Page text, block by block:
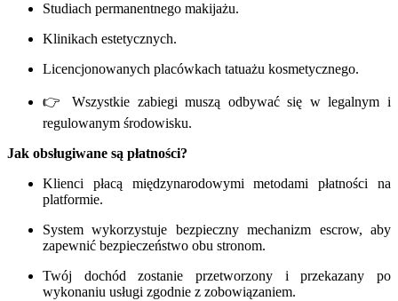
Studiach permanentnego makijażu.
Klinikach estetycznych.
Licencjonowanych placówkach tatuażu kosmetycznego.
👉 Wszystkie zabiegi muszą odbywać się w legalnym i
regulowanym środowisku.
Jak obsługiwane są płatności?
Klienci płacą międzynarodowymi metodami płatności na
platformie.
System wykorzystuje bezpieczny mechanizm escrow, aby
zapewnić bezpieczeństwo obu stronom.
Twój dochód zostanie przetworzony i przekazany po
wykonaniu usługi zgodnie z zobowiązaniem.